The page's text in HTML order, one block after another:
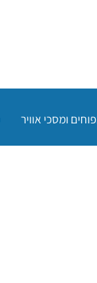
ומסכי אוויר